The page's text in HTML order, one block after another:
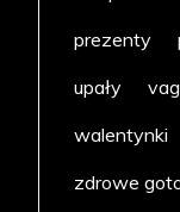
prezenty
upały
walentynki
zdrowe